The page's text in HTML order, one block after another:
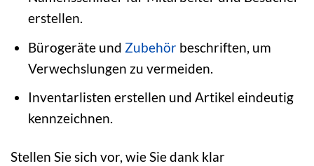
erstellen.
Bürogeräte und Zubehörbeschriften, um
Verwechslungen zu vermeiden.
Inventarlisten erstellen und Artikel eindeutig
kennzeichnen.
Stellen Sie sich vor, wie Sie dank klar